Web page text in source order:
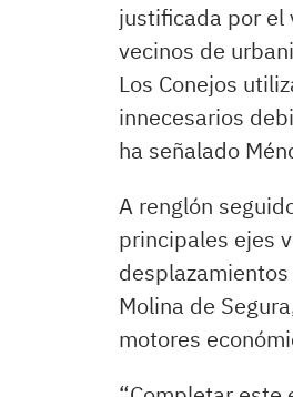
justificada por el
vecinos de
Los Conejos
innecesarios
ha señalado
A renglón
principales ejes
Molina de
motores